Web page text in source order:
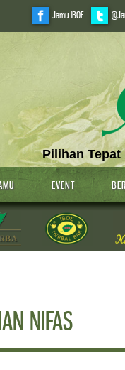
Jamu IBOE
Pilihan Tepat
EVENT
NIFAS